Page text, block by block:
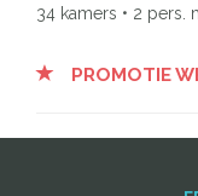
34 kamers • 2 pers.
PROMOTIE